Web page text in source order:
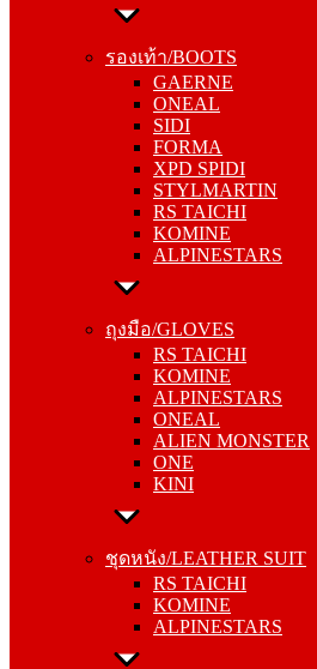
รองเท้า/BOOTS
GAERNE
ONEAL
SIDI
FORMA
XPD SPIDI
STYLMARTIN
RS TAICHI
KOMINE
ALPINESTARS
ถุงมือ/GLOVES
RS TAICHI
KOMINE
ALPINESTARS
ONEAL
ALIEN MONSTER
ONE
KINI
ชุดหนัง/LEATHER SUIT
RS TAICHI
KOMINE
ALPINESTARS
รองเท้า/BOOTS
ONEAL
SIDI
FORMA
XPD SPIDI
STYLMARTIN
RS TAICHI
KOMINE
ALPINESTARS
ถุงมือ/GLOVES
KOMINE
ALPINESTARS
ONEAL
ALIEN MONSTER
ONE
KINI
ชุดหนัง/LEATHER SUIT
KOMINE
ALPINESTARS
ชุดวิบาก/JERSEY&PANTS